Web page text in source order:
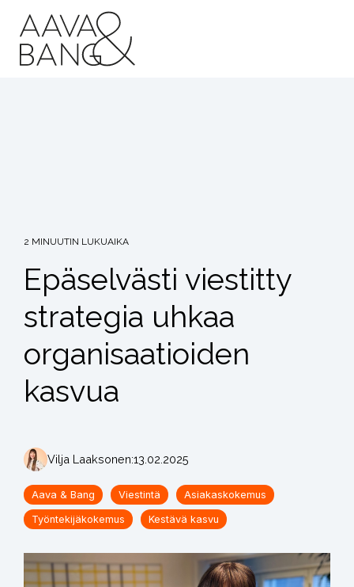
suoraan
sisältöön
2 MINUUTIN LUKUAIKA
Epäselvästi viestitty
strategia uhkaa
organisaatioiden
kasvua
Vilja Laaksonen:13.02.2025
Aava & Bang Viestintä Asiakaskokemus
Työntekijäkokemus Kestävä kasvu